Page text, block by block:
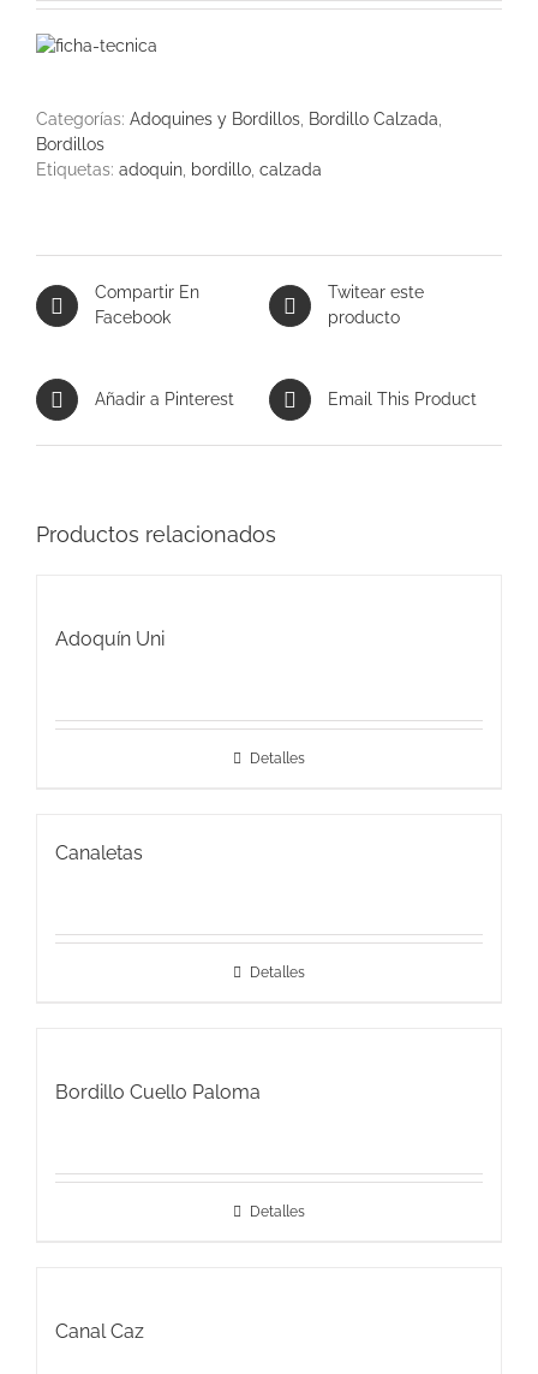
Categorías: Adoquines y Bordillos, Bordillo Calzada,
Bordillos
Etiquetas: adoquin, bordillo, calzada
Compartir En
Facebook
Twitear este
producto
Añadir a Pinterest Email This Product
Productos relacionados
Adoquín Uni
Detalles
Canaletas
Detalles
Bordillo Cuello Paloma
Detalles
Canal Caz